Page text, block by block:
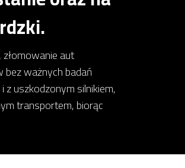
aut
bez ważnych badań
uszkodzonym silnikiem,
transportem, biorąc